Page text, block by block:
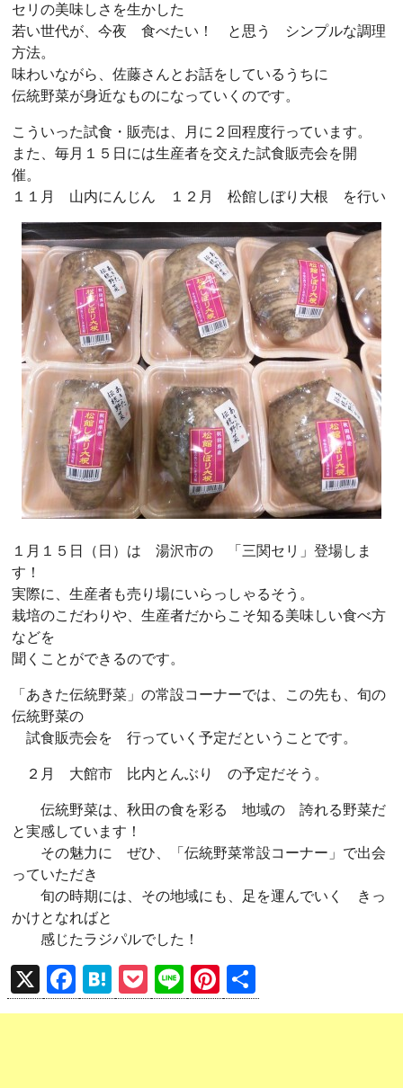
セリの美味しさを生かした
若い世代が、今夜 食べたい！ と思う シンプルな調理
方法。
味わいながら、佐藤さんとお話をしているうちに
伝統野菜が身近なものになっていくのです。
こういった試食・販売は、月に２回程度行っています。
また、毎月１５日には生産者を交えた試食販売会を開
催。
１１月 山内にんじん １２月 松館しぼり大根 を行い
１月１５日（日）は 湯沢市の 「三関セリ」登場しま
す！
実際に、生産者も売り場にいらっしゃるそう。
栽培のこだわりや、生産者だからこそ知る美味しい食べ方
などを
聞くことができるのです。
「あきた伝統野菜」の常設コーナーでは、この先も、旬の
伝統野菜の
試食販売会を 行っていく予定だということです。
２月 大館市 比内とんぶり の予定だそう。
伝統野菜は、秋田の食を彩る 地域の 誇れる野菜だ
と実感しています！
その魅力に ぜひ、「伝統野菜常設コーナー」で出会
っていただき
旬の時期には、その地域にも、足を運んでいく きっ
かけとなればと
感じたラジパルでした！
X
F
a
H
at
P
o
Li
n
Pi
nt 有